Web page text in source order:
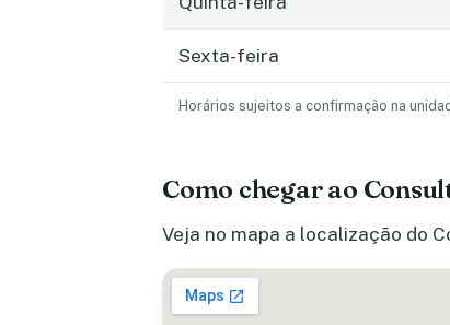
Sexta-feira
Horários sujeitos a confirmação na
Como chegar ao
Veja no mapa a localização do